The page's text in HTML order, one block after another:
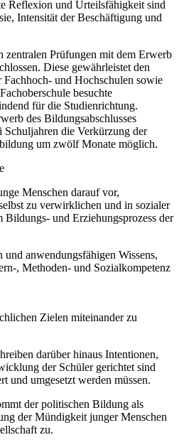
Reflexion und Urteilsfähigkeit sind
Intensität der Beschäftigung und
zentralen Prüfungen mit dem Erwerb
Diese gewährleistet den
Fachhoch- und Hochschulen sowie
besuchte
für die Studienrichtung.
des Bildungsabschlusses
die Verkürzung der
um zwölf Monate möglich.
Menschen darauf vor,
zu verwirklichen und in sozialer
und Erziehungsprozess der
anwendungsfähigen Wissens,
, Methoden- und Sozialkompetenz
Zielen miteinander zu
darüber hinaus Intentionen,
der Schüler gerichtet sind
und umgesetzt werden müssen.
der politischen Bildung als
der Mündigkeit junger Menschen
zu.